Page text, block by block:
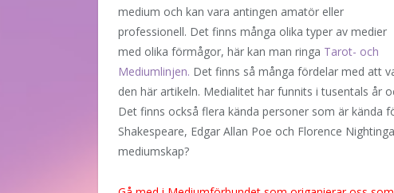
medium och kan vara antingen amatör eller
professionell. Det finns många olika typer av medier
med olika förmågor, här kan man ringa Tarot- och
Mediumlinjen. Det finns så många fördelar med att
den här artikeln. Medialitet har funnits i tusentals år
Det finns också flera kända personer som är kända
Shakespeare, Edgar Allan Poe och Florence
mediumskap?